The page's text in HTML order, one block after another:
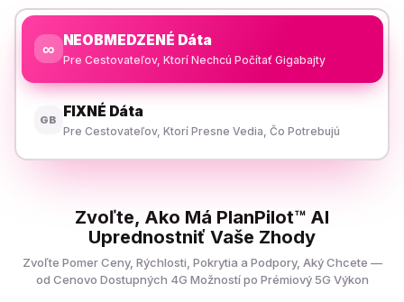
∞ NEOBMEDZENÉ Dáta
Pre Cestovateľov, Ktorí Nechcú Počítať Gigabajty
GB FIXNÉ Dáta
Pre Cestovateľov, Ktorí Presne Vedia, Čo Potrebujú
Zvoľte, Ako Má PlanPilot™ AI
Uprednostniť Vaše Zhody
Zvoľte Pomer Ceny, Rýchlosti, Pokrytia a Podpory, Aký Chcete —
od Cenovo Dostupných 4G Možností po Prémiový 5G Výkon